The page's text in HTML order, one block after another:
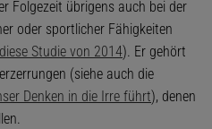
Folgezeit übrigens auch bei der
oder sportlicher Fähigkeiten
diese Studie von 2014). Er gehört
(siehe auch die
Denken in die Irre führt), denen